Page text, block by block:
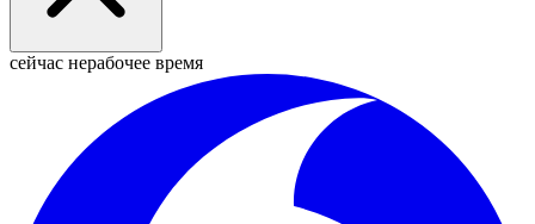
сейчас нерабочее время